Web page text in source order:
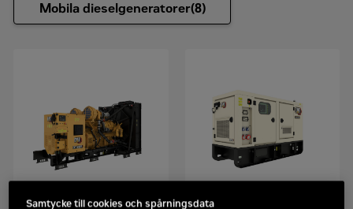
Mobila dieselgeneratorer(8)
Samtycke till cookies och spårningsdata